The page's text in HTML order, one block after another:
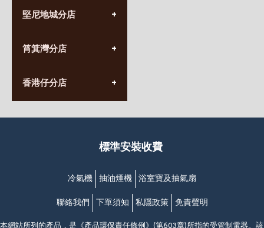
營業時間:
九龍太子太子道西141號
堅尼地城分店
營業時間:
香港堅尼地城卑路乍街
(堅尼地城地鐵站B出口)
筲箕灣分店
營業時間:
(10:00am-20:30pm)
香港仔分店
營業時間:
香港香港仔成都道20-28號
(黃竹坑地鐵站轉4M專線小巴)
標準安裝收費
冷氣機 抽油煙機 浴室寶及抽氣扇
聯絡我們 下單須知 私隱政策 免責聲明